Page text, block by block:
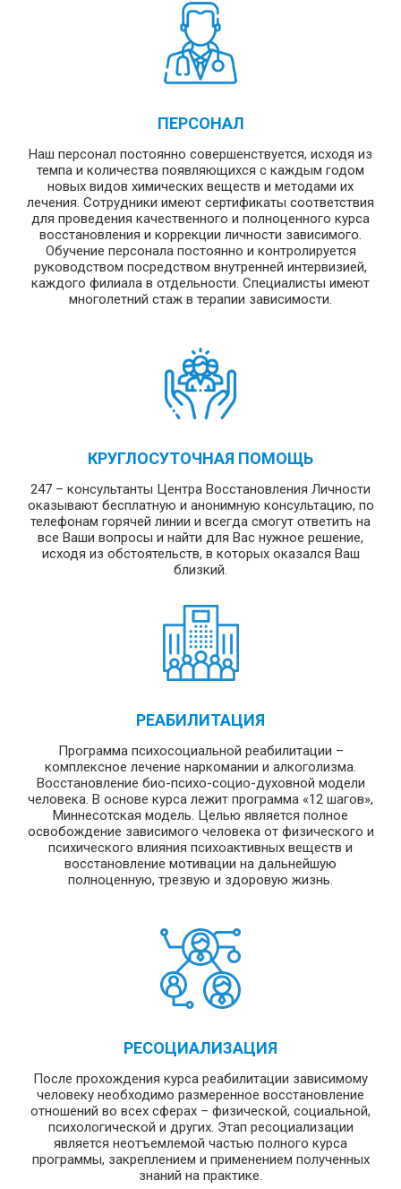
ПЕРСОНАЛ
Наш персонал постоянно совершенствуется, исходя из
темпа и количества появляющихся с каждым годом
новых видов химических веществ и методами их
лечения. Сотрудники имеют сертификаты соответствия
для проведения качественного и полноценного курса
восстановления и коррекции личности зависимого.
Обучение персонала постоянно и контролируется
руководством посредством внутренней интервизией,
каждого филиала в отдельности. Специалисты имеют
многолетний стаж в терапии зависимости.
КРУГЛОСУТОЧНАЯ ПОМОЩЬ
247 – консультанты Центра Восстановления Личности
оказывают бесплатную и анонимную консультацию, по
телефонам горячей линии и всегда смогут ответить на
все Ваши вопросы и найти для Вас нужное решение,
исходя из обстоятельств, в которых оказался Ваш
близкий.
РЕАБИЛИТАЦИЯ
Программа психосоциальной реабилитации –
комплексное лечение наркомании и алкоголизма.
Восстановление био-психо-социо-духовной модели
человека. В основе курса лежит программа «12 шагов»,
Миннесотская модель. Целью является полное
освобождение зависимого человека от физического и
психического влияния психоактивных веществ и
восстановление мотивации на дальнейшую
полноценную, трезвую и здоровую жизнь.
РЕСОЦИАЛИЗАЦИЯ
После прохождения курса реабилитации зависимому
человеку необходимо размеренное восстановление
отношений во всех сферах – физической, социальной,
психологической и других. Этап ресоциализации
является неотъемлемой частью полного курса
программы, закреплением и применением полученных
знаний на практике.